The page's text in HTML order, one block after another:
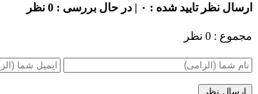
ارسال نظرتایید شده : ۰ | در حال بررسی : 0 نظر
مجموع : 0 نظر